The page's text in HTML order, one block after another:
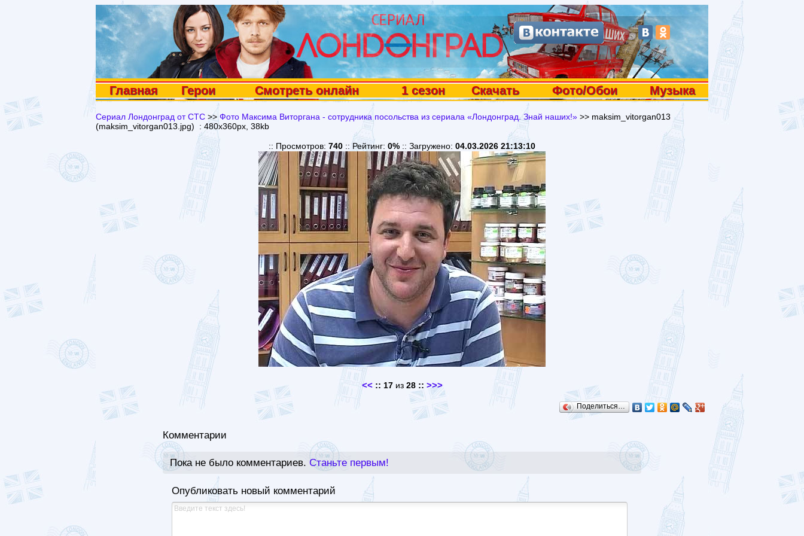
Главная Герои Смотреть онлайн 1 сезон Скачать Фото/Обои Музыка
Сериал Лондонград от СТС >> Фото Максима Виторгана - сотрудника посольства из сериала «Лондонград. Знай наших!» >> maksim_vitorgan013
(maksim_vitorgan013.jpg) : 480x360px, 38kb
:: Просмотров: 740 :: Рейтинг: 0% :: Загружено: 04.03.2026 21:13:10
<<:: 17из 28 :: >>>
Поделиться…
Комментарии
Пока не было комментариев. Станьте первым!
Опубликовать новый комментарий